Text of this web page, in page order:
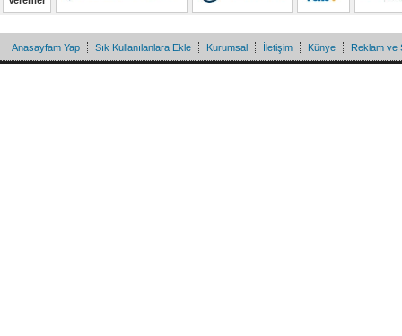
Anasayfam Yap Sık Kullanılanlara Ekle Kurumsal İletişim Künye Reklam ve